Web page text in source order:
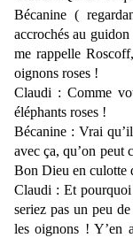
Bécanine (
accrochés au
me rappelle
oignons roses !
Claudi : Comme
éléphants roses !
Bécanine : Vrai
avec ça, qu’on
Bon Dieu en culotte
Claudi : Et pourquoi
seriez pas un peu
les oignons ! Y’en